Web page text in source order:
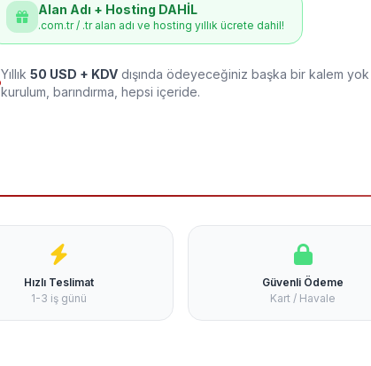
Alan Adı + Hosting DAHİL
.com.tr / .tr alan adı ve hosting yıllık ücrete dahil!
Yıllık 50 USD + KDV dışında ödeyeceğiniz başka bir kalem
kurulum, barındırma, hepsi içeride.
Hızlı Teslimat
1-3 iş günü
Güvenli Ödeme
Kart / Havale